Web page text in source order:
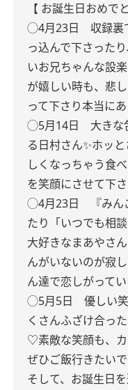
【 お誕生日おめで
◯4月23日 収録裏
っ込んで下さった
いお兄ちゃんな設
が嬉しい時も、悲
って下さり本当に
◯5月14日 大きな
る日村さん✨ホッ
しくなっちゃう食
を笑顔にさせて下
◯4月23日 『みん
たり「いつでも相
大好きなまあやさ
んがいないのが寂
ん達で恋しがって
◯5月5日 優しい
くさんふざけ合っ
♡素敵な笑顔も、
ぜひご飯行きたい
そして、お誕生日